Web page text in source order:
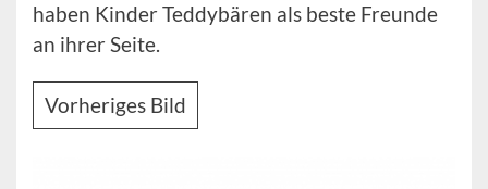
haben Kinder Teddybären als beste Freunde
an ihrer Seite.
Vorheriges Bild